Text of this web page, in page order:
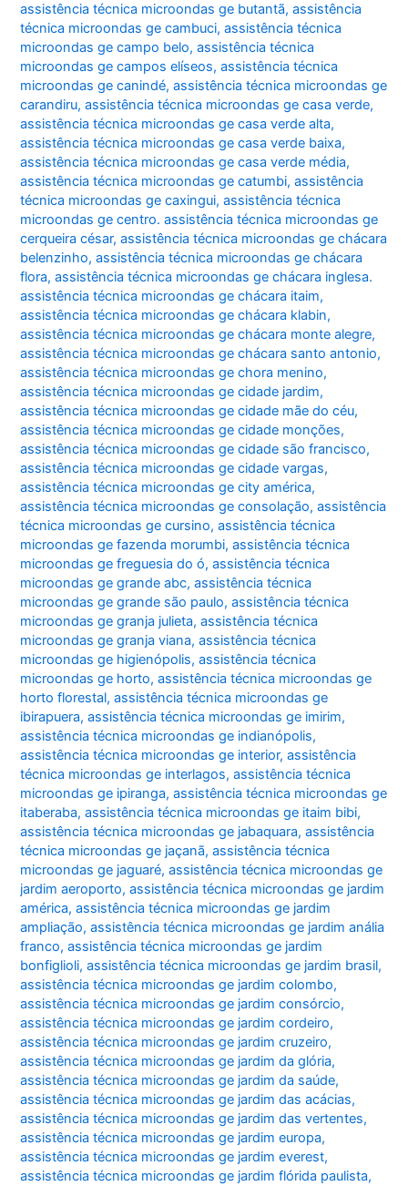
assistência técnica microondas ge butantã,assistência
técnica microondas ge cambuci,assistência técnica
microondas ge campo belo,assistência técnica
microondas ge campos elíseos,assistência técnica
microondas ge canindé,assistência técnica microondas ge
carandiru,assistência técnica microondas ge casa verde,
assistência técnica microondas ge casa verde alta,
assistência técnica microondas ge casa verde baixa,
assistência técnica microondas ge casa verde média,
assistência técnica microondas ge catumbi,assistência
técnica microondas ge caxingui,assistência técnica
microondas ge centro. assistência técnica microondas ge
cerqueira césar,assistência técnica microondas ge chácara
belenzinho,assistência técnica microondas ge chácara
flora,assistência técnica microondas ge chácara inglesa.
assistência técnica microondas ge chácara itaim,
assistência técnica microondas ge chácara klabin,
assistência técnica microondas ge chácara monte alegre,
assistência técnica microondas ge chácara santo antonio,
assistência técnica microondas ge chora menino,
assistência técnica microondas ge cidade jardim,
assistência técnica microondas ge cidade mãe do céu,
assistência técnica microondas ge cidade monções,
assistência técnica microondas ge cidade são francisco,
assistência técnica microondas ge cidade vargas,
assistência técnica microondas ge city américa,
assistência técnica microondas ge consolação,assistência
técnica microondas ge cursino,assistência técnica
microondas ge fazenda morumbi,assistência técnica
microondas ge freguesia do ó,assistência técnica
microondas ge grande abc,assistência técnica
microondas ge grande são paulo,assistência técnica
microondas ge granja julieta,assistência técnica
microondas ge granja viana,assistência técnica
microondas ge higienópolis,assistência técnica
microondas ge horto,assistência técnica microondas ge
horto florestal,assistência técnica microondas ge
ibirapuera,assistência técnica microondas ge imirim,
assistência técnica microondas ge indianópolis,
assistência técnica microondas ge interior,assistência
técnica microondas ge interlagos,assistência técnica
microondas ge ipiranga,assistência técnica microondas ge
itaberaba,assistência técnica microondas ge itaim bibi,
assistência técnica microondas ge jabaquara,assistência
técnica microondas ge jaçanã,assistência técnica
microondas ge jaguaré,assistência técnica microondas ge
jardim aeroporto,assistência técnica microondas ge jardim
américa,assistência técnica microondas ge jardim
ampliação,assistência técnica microondas ge jardim anália
franco,assistência técnica microondas ge jardim
bonfiglioli,assistência técnica microondas ge jardim brasil,
assistência técnica microondas ge jardim colombo,
assistência técnica microondas ge jardim consórcio,
assistência técnica microondas ge jardim cordeiro,
assistência técnica microondas ge jardim cruzeiro,
assistência técnica microondas ge jardim da glória,
assistência técnica microondas ge jardim da saúde,
assistência técnica microondas ge jardim das acácias,
assistência técnica microondas ge jardim das vertentes,
assistência técnica microondas ge jardim europa,
assistência técnica microondas ge jardim everest,
assistência técnica microondas ge jardim flórida paulista,